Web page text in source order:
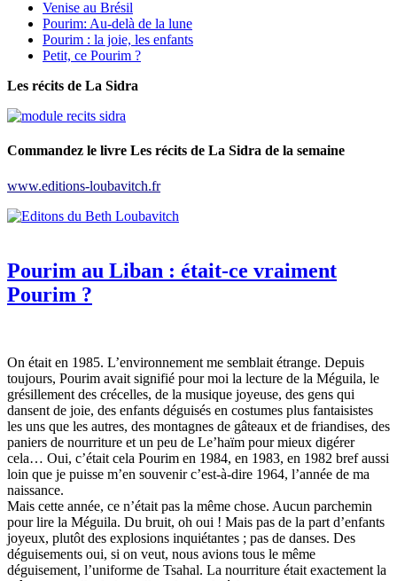
Venise au Brésil
Pourim: Au-delà de la lune
Pourim : la joie, les enfants
Petit, ce Pourim ?
Les récits de La Sidra
Commandez le livre Les récits de La Sidra de la semaine
www.editions-loubavitch.fr
Pourim au Liban : était-ce vraiment
Pourim ?
On était en 1985. L’environnement me semblait étrange. Depuis
toujours, Pourim avait signifié pour moi la lecture de la Méguila, le
grésillement des crécelles, de la musique joyeuse, des gens qui
dansent de joie, des enfants déguisés en costumes plus fantaisistes
les uns que les autres, des montagnes de gâteaux et de friandises, des
paniers de nourriture et un peu de Le’haïm pour mieux digérer
cela… Oui, c’était cela Pourim en 1984, en 1983, en 1982 bref aussi
loin que je puisse m’en souvenir c’est-à-dire 1964, l’année de ma
naissance.
Mais cette année, ce n’était pas la même chose. Aucun parchemin
pour lire la Méguila. Du bruit, oh oui ! Mais pas de la part d’enfants
joyeux, plutôt des explosions inquiétantes ; pas de danses. Des
déguisements oui, si on veut, nous avions tous le même
déguisement, l’uniforme de Tsahal. La nourriture était exactement la